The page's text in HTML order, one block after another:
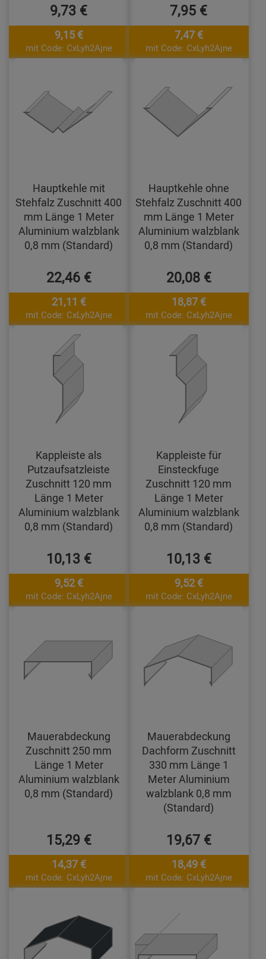
9,73 €
9,15 €
mit Code: CxLyh2Ajne
7,95 €
7,47 €
mit Code: CxLyh2Ajne
Hauptkehle mit
Stehfalz Zuschnitt 400
mm Länge 1 Meter
Aluminium walzblank
0,8 mm (Standard)
22,46 €
21,11 €
mit Code: CxLyh2Ajne
Hauptkehle ohne
Stehfalz Zuschnitt 400
mm Länge 1 Meter
Aluminium walzblank
0,8 mm (Standard)
20,08 €
18,87 €
mit Code: CxLyh2Ajne
Kappleiste als
Putzaufsatzleiste
Zuschnitt 120 mm
Länge 1 Meter
Aluminium walzblank
0,8 mm (Standard)
10,13 €
9,52 €
mit Code: CxLyh2Ajne
Kappleiste für
Einsteckfuge
Zuschnitt 120 mm
Länge 1 Meter
Aluminium walzblank
0,8 mm (Standard)
10,13 €
9,52 €
mit Code: CxLyh2Ajne
Mauerabdeckung
Zuschnitt 250 mm
Länge 1 Meter
Aluminium walzblank
0,8 mm (Standard)
15,29 €
14,37 €
mit Code: CxLyh2Ajne
Mauerabdeckung
Dachform Zuschnitt
330 mm Länge 1
Meter Aluminium
walzblank 0,8 mm
(Standard)
19,67 €
18,49 €
mit Code: CxLyh2Ajne